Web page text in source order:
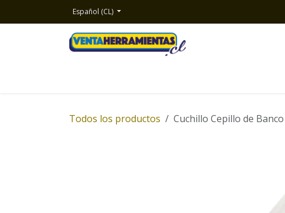
Español (CL)
Todos los productos Cuchillo Cepillo de